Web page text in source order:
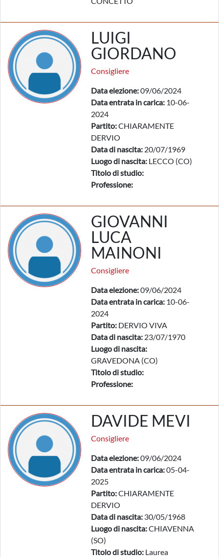
LUIGI
GIORDANO
Consigliere
Data elezione:09/06/2024
Data entrata in carica: 10-06-
2024
Partito:CHIARAMENTE
DERVIO
Data di nascita: 20/07/1969
Luogo di nascita: LECCO (CO)
Titolo di studio:
Professione:
GIOVANNI
LUCA
MAINONI
Consigliere
Data elezione:09/06/2024
Data entrata in carica: 10-06-
2024
Partito: DERVIO VIVA
Data di nascita: 23/07/1970
Luogo di nascita:
GRAVEDONA (CO)
Titolo di studio:
Professione:
DAVIDE MEVI
Consigliere
Data elezione:09/06/2024
Data entrata in carica:05-04-
2025
Partito:CHIARAMENTE
DERVIO
Data di nascita: 30/05/1968
Luogo di nascita:CHIAVENNA
(SO)
Titolo di studio: Laurea